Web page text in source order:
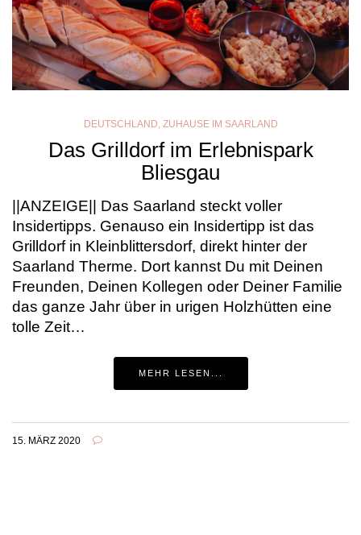
DEUTSCHLAND, ZUHAUSE IM SAARLAND
Das Grilldorf im Erlebnispark
Bliesgau
||ANZEIGE|| Das Saarland steckt voller
Insidertipps. Genauso ein Insidertipp ist das
Grilldorf in Kleinblittersdorf, direkt hinter der
Saarland Therme. Dort kannst Du mit Deinen
Freunden, Deinen Kollegen oder Deiner Familie
das ganze Jahr über in urigen Holzhütten eine
tolle Zeit…
MEHR LESEN...
15. MÄRZ 2020